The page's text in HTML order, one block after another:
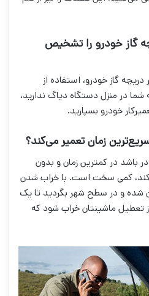
گاز خودرو را تشخیص
گاز خودرو، استفاده از
در منزل دستگاه دیاگ ندارید،
خودرو بسپارید.
زمان تعمیر می‌کند؟
باشد در کمترین زمان و بدون
کند، کمی سخت است. با خراب شدن
شده و در سطح شهر بگردید تا یک
تعطیل ماشینتان خراب شود که